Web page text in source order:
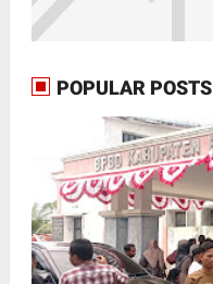
POPULAR POSTS